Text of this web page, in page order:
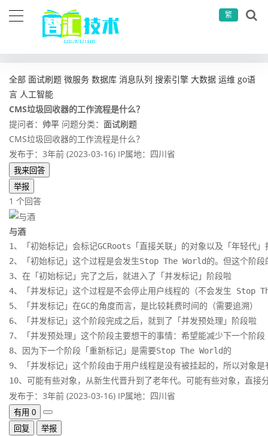
繁
全部 面试刷题 微服务 数据库 消息队列 搜索引擎 大数据 运维 go语
言 人工智能
CMS垃圾回收器的工作流程是什么？
提问者： 帅平 问题分类： 面试刷题
CMS垃圾回收器的工作流程是什么？
发布于：3年前 (2023-03-16) IP属地：四川省
我来回答
举报
1 个回答
与酒
1、「初始标记」会标记GCRoots「直接关联」的对象以及「年轻代
2、「初始标记」这个过程是会发生Stop The World的。但这个阶段
3、在「初始标记」完了之后，就进入了「并发标记」阶段啦
4、「并发标记」这个过程是不会停止用户线程的（不会发生 Stop
5、「并发标记」在GC的角度而言，是比较耗费时间的（需要追溯）
6、「并发标记」这个阶段完成之后，就到了「并发预处理」阶段啦
7、「并发预处理」这个阶段主要想干的事情：希望能减少下一个阶
8、因为下一个阶段「重新标记」是需要Stop The World的
9、「并发标记」这个阶段由于用户线程是没有被挂起的，所以对象
10、可能有些对象，从新生代晋升到了老年代。可能有些对象，直
发布于：3年前 (2023-03-16) IP属地：四川省
有用 0
回复
举报